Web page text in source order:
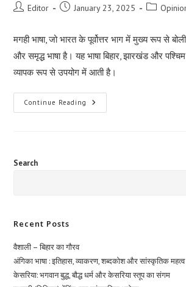
PostEditor
PostJanuary 23, 2025
Post
मगही भाषा, जो भारत के पूर्वोत्तर भाग में मुख्य रूप से
और समृद्ध भाषा है। यह भाषा बिहार, झारखंड और
व्यापक रूप से उपयोग में आती है।
Continue Reading मगही
भाषा:
Search
Recent Posts
वैशाली – बिहार का गौरव
अंगिका भाषा : इतिहास, व्याकरण, शब्दकोश और सांस्कृतिक महत्व
केसरिया: भगवान बुद्ध, बौद्ध धर्म और केसरिया स्तूप का संगम